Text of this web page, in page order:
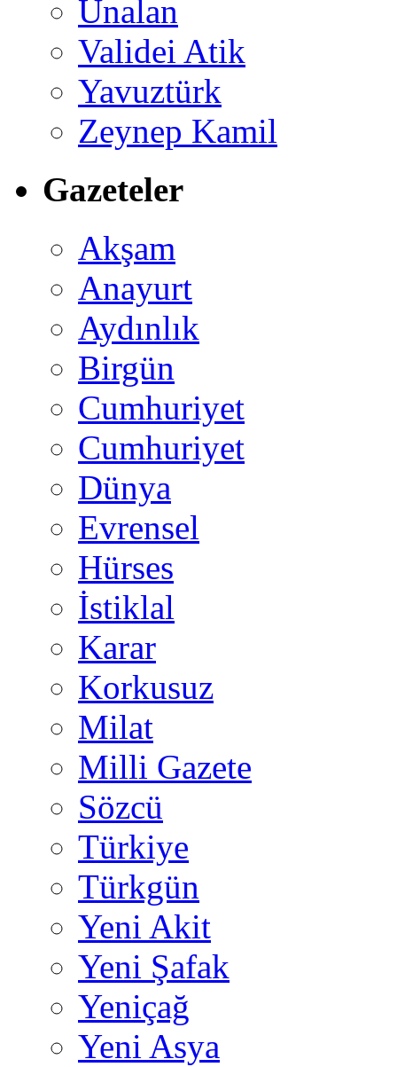
Ünalan
Validei Atik
Yavuztürk
Zeynep Kamil
Gazeteler
Akşam
Anayurt
Aydınlık
Birgün
Cumhuriyet
Cumhuriyet
Dünya
Evrensel
Hürses
İstiklal
Karar
Korkusuz
Milat
Milli Gazete
Sözcü
Türkiye
Türkgün
Yeni Akit
Yeni Şafak
Yeniçağ
Yeni Asya